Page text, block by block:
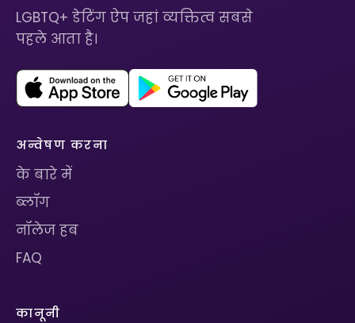
LGBTQ+ डेटिंग ऐप जहां व्यक्तित्व सबसे
पहले आता है।
अन्वेषण करना
के बारे में
ब्लॉग
नॉलेज हब
FAQ
कानूनी